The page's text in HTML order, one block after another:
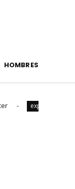
HOMBRES
Odios, chantajes,